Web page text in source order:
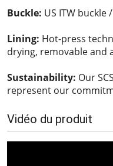
Buckle: US ITW buckle
Lining: Hot-press
drying, removable and
Sustainability: Our
represent our
Vidéo du produit